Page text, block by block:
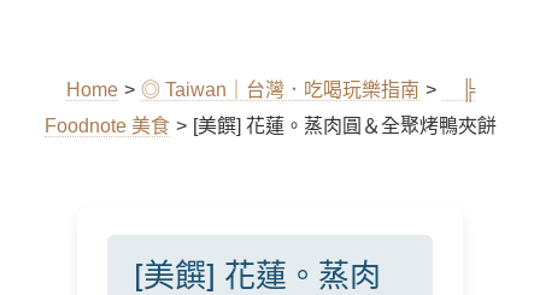
Home > ◎ Taiwan｜台灣．吃喝玩樂指南 >
╠
Foodnote 美食 > [美饌] 花蓮。蒸肉圓＆全聚烤鴨夾餅
[美饌] 花蓮。蒸肉